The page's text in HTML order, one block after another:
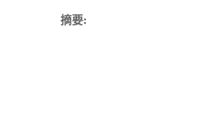
摘要: